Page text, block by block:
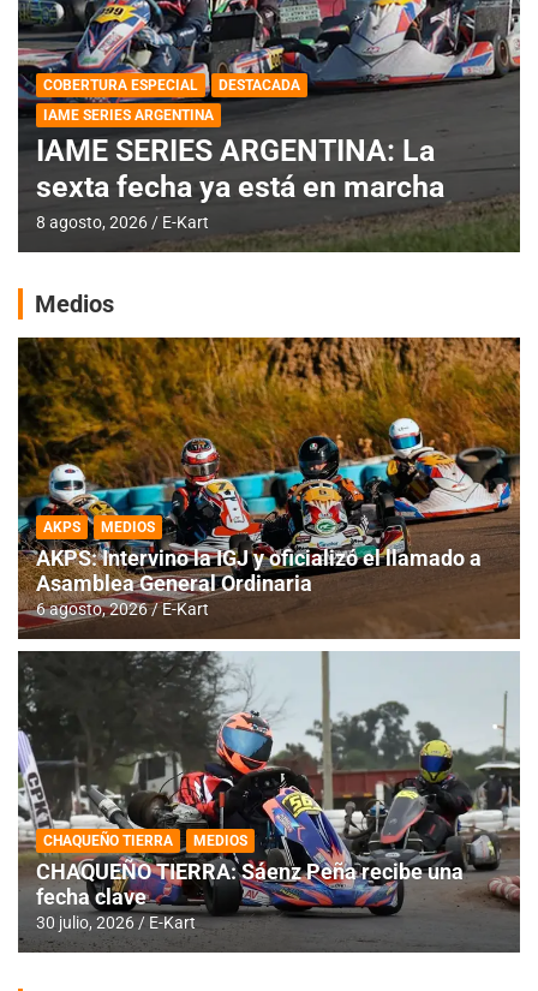
COBERTURA ESPECIAL
DESTACADA
IAME SERIES ARGENTINA
IAME SERIES ARGENTINA: La
sexta fecha ya está en marcha
8 agosto, 2026 E-Kart
Medios
AKPS MEDIOS
AKPS: Intervino la IGJ y oficializó el llamado a
Asamblea General Ordinaria
6 agosto, 2026 E-Kart
CHAQUEÑO TIERRA MEDIOS
CHAQUEÑO TIERRA: Sáenz Peña recibe una
fecha clave
30 julio, 2026 E-Kart